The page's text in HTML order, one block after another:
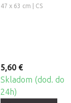
Reflexológia
47 x 63 cm | CS
5,60 €
Skladom (dod. do
24h)